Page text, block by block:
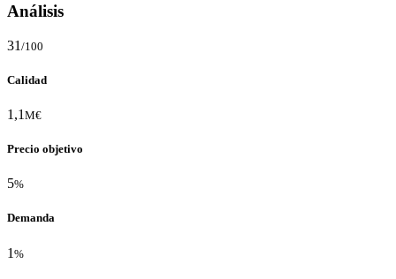
Análisis
31 /100
Calidad
1,1 M€
Precio objetivo
5%
Demanda
1 %